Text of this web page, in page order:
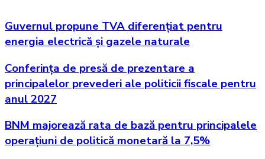
Guvernul propune TVA diferențiat pentru
energia electrică și gazele naturale
Conferința de presă de prezentare a
principalelor prevederi ale politicii fiscale pentru
anul 2027
BNM majorează rata de bază pentru principalele
operațiuni de politică monetară la 7,5%